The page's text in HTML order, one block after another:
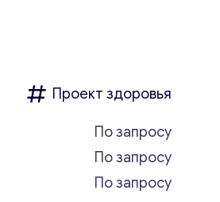
Проект здоровья
По запросу
По запросу
По запросу